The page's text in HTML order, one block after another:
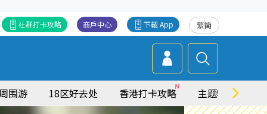
繁简
下載 App
商戶中心
社群打卡攻略
围游 18区好去处 香港打卡攻略 主题特集